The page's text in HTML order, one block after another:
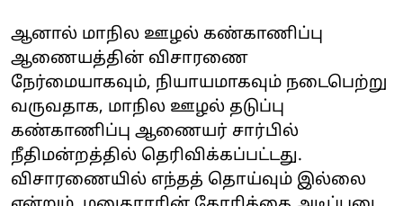
ஆனால் மாநில ஊழல் கண்காணிப்பு
ஆணையத்தின் விசாரணை
நேர்மையாகவும், நியாயமாகவும் நடைபெற்று
வருவதாக, மாநில ஊழல் தடுப்பு
கண்காணிப்பு ஆணையர் சார்பில்
நீதிமன்றத்தில் தெரிவிக்கப்பட்டது.
விசாரணையில் எந்தத் தொய்வும் இல்லை